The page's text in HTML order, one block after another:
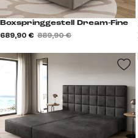
Boxspringgestell Dream-Fine
689,90 € 889,90 €